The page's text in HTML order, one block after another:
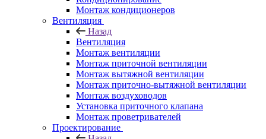
Монтаж кондиционеров
Вентиляция
Назад
Вентиляция
Монтаж вентиляции
Монтаж приточной вентиляции
Монтаж вытяжной вентиляции
Монтаж приточно-вытяжной вентиляции
Монтаж воздуховодов
Установка приточного клапана
Монтаж проветривателей
Проектирование